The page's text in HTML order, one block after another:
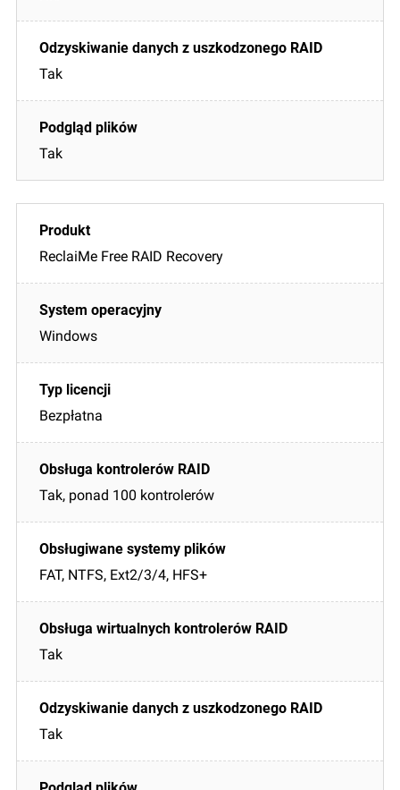
Tak
Tak
ReclaiMe Free RAID Recovery
Windows
Bezpłatna
Tak, ponad 100 kontrolerów
FAT, NTFS, Ext2/3/4, HFS+
Tak
Tak